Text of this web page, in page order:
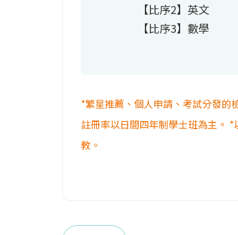
【比序2】英文
【比序3】數學
*繁星推薦、個人申請、考試分發的
註冊率以日間四年制學士班為主。
教。